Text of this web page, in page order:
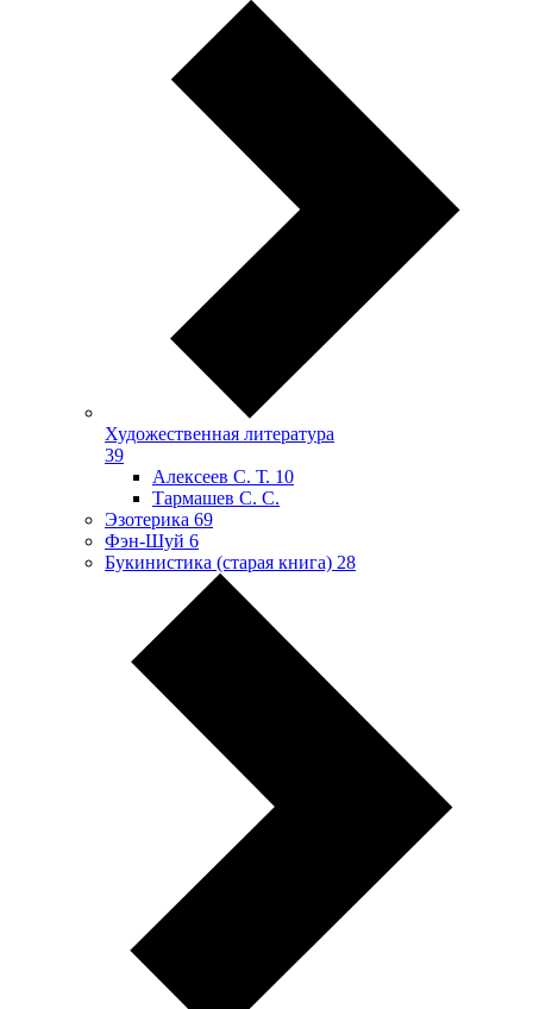
Художественная литература
39
Алексеев С. Т. 10
Тармашев С. С.
Эзотерика 69
Фэн-Шуй 6
Букинистика (старая книга) 28